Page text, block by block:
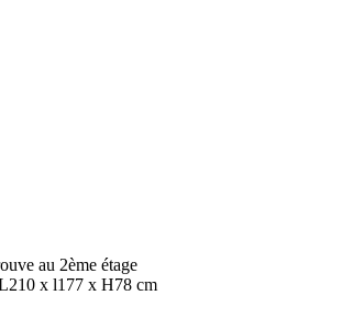
au 2ème étage
x l177 x H78 cm